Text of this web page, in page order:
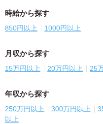
時給から探す
850円以上 1000円以上
月収から探す
15万円以上 20万円以上 25
年収から探す
250万円以上 300万円以上
以上